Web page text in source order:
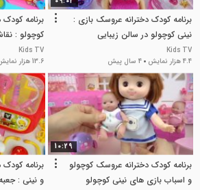
برنامه کودک دخترانه عروسک بازی :
نینی کوچولو در سالن زیبایی
Kids TV
4.4 هزار نمایش
4 سال پیش
برنامه
کوچولو :
Kids TV
13.6 هزار نمایش
10:29
برنامه کودک دخترانه عروسک کوچولو
و اسباب بازی های نینی کوچولو
برنامه
و نینی :